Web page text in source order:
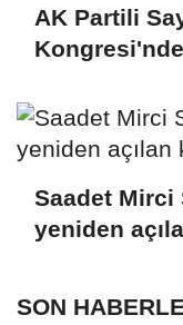
AK Partili
Saadet Mirci
yeniden
SON